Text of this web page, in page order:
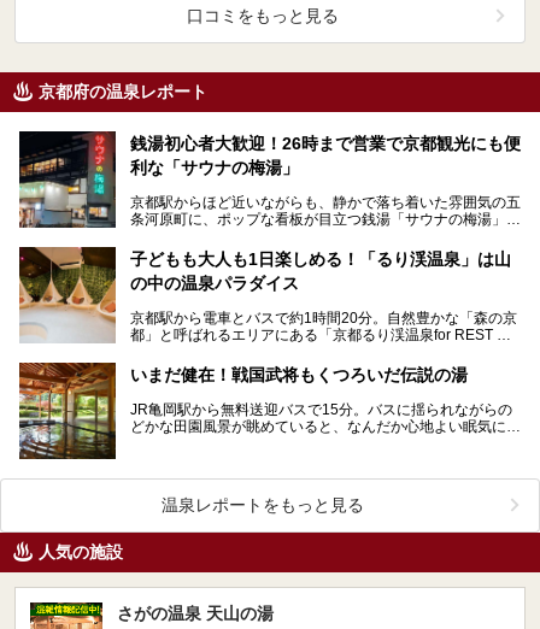
口コミをもっと見る
京都府の温泉レポート
銭湯初心者大歓迎！26時まで営業で京都観光にも便
利な「サウナの梅湯」
京都駅からほど近いながらも、静かで落ち着いた雰囲気の五
条河原町に、ポップな看板が目立つ銭湯「サウナの梅湯」が
子どもも大人も1日楽しめる！「るり渓温泉」は山
の中の温泉パラダイス
京都駅から電車とバスで約1時間20分。自然豊かな「森の京
都」と呼ばれるエリアにある「京都るり渓温泉for REST RE
いまだ健在！戦国武将もくつろいだ伝説の湯
JR亀岡駅から無料送迎バスで15分。バスに揺られながらの
どかな田園風景が眺めていると、なんだか心地よい眠気に誘
温泉レポートをもっと見る
人気の施設
さがの温泉 天山の湯